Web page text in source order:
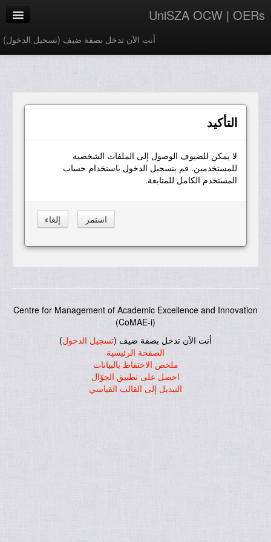
UniSZA OCW | OERs
أنت الآن تدخل بصفة ضيف (تسجيل الدخول)
e-Learning Website
العربية ‎(ar)‎
التأكيد
لا يمكن للضيوف الوصول إلى الملفات الشخصية
للمستخدمين. قم بتسجيل الدخول باستخدام حساب
المستخدم الكامل للمتابعة.
Centre for Management of Academic Excellence and Innovation
(CoMAE-i)
أنت الآن تدخل بصفة ضيف (تسجيل الدخول)
الصفحة الرئيسية
ملخص الاحتفاظ بالبيانات
احصل على تطبيق الجوّال
التبديل إلى القالب القياسي